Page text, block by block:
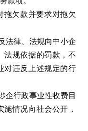
拖欠款并要求对拖欠
法律、法规向中小企
法规依据的罚款，不
对违反上述规定的行
企行政事业性收费目
情况向社会公开，